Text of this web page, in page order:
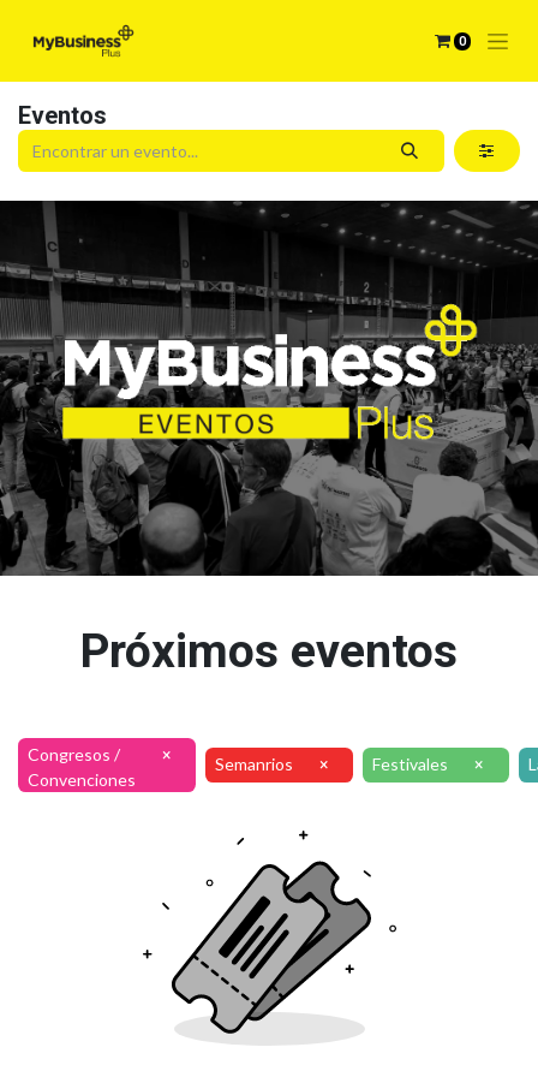
0
Eventos
Próximos eventos
Congresos /
Convenciones
× Semanrios × Festivales ×